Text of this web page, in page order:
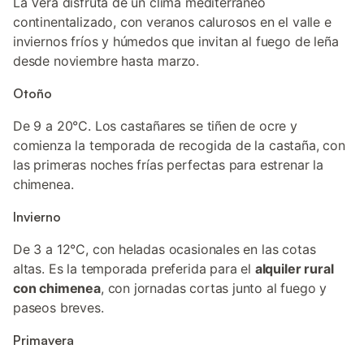
continentalizado, con veranos calurosos en el valle e
inviernos fríos y húmedos que invitan al fuego de leña
desde noviembre hasta marzo.
Otoño
De 9 a 20°C. Los castañares se tiñen de ocre y
comienza la temporada de recogida de la castaña, con
las primeras noches frías perfectas para estrenar la
chimenea.
Invierno
De 3 a 12°C, con heladas ocasionales en las cotas
altas. Es la temporada preferida para el alquiler rural
con chimenea, con jornadas cortas junto al fuego y
paseos breves.
Primavera